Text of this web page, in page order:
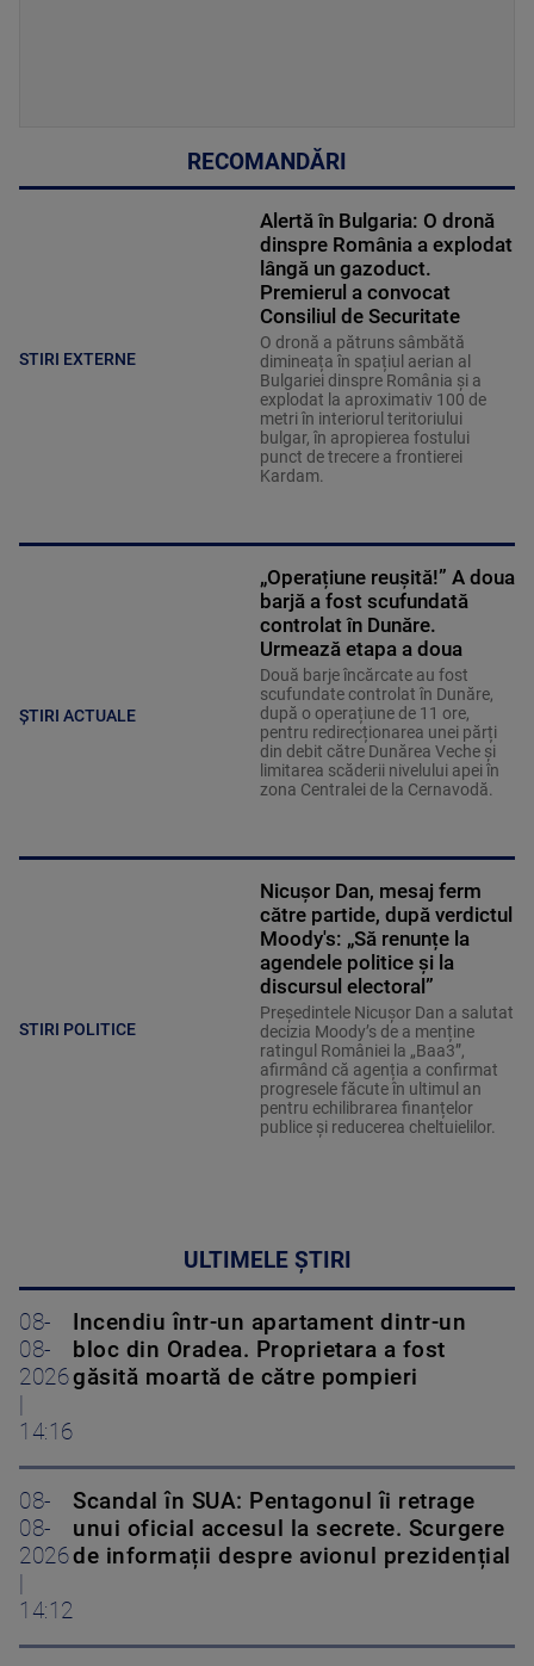
RECOMANDĂRI
STIRI EXTERNE
Alertă în Bulgaria: O dronă
dinspre România a explodat
lângă un gazoduct.
Premierul a convocat
Consiliul de Securitate
O dronă a pătruns sâmbătă
dimineața în spațiul aerian al
Bulgariei dinspre România și a
explodat la aproximativ 100 de
metri în interiorul teritoriului
bulgar, în apropierea fostului
punct de trecere a frontierei
Kardam.
ȘTIRI ACTUALE
„Operațiune reușită!” A doua
barjă a fost scufundată
controlat în Dunăre.
Urmează etapa a doua
Două barje încărcate au fost
scufundate controlat în Dunăre,
după o operațiune de 11 ore,
pentru redirecționarea unei părți
din debit către Dunărea Veche și
limitarea scăderii nivelului apei în
zona Centralei de la Cernavodă.
STIRI POLITICE
Nicușor Dan, mesaj ferm
către partide, după verdictul
Moody's: „Să renunțe la
agendele politice şi la
discursul electoral”
Președintele Nicușor Dan a salutat
decizia Moody’s de a menține
ratingul României la „Baa3”,
afirmând că agenția a confirmat
progresele făcute în ultimul an
pentru echilibrarea finanțelor
publice și reducerea cheltuielilor.
ULTIMELE ȘTIRI
08-
08-
2026
14:16
Incendiu într-un apartament dintr-un
bloc din Oradea. Proprietara a fost
găsită moartă de către pompieri
08-
08-
2026
14:12
Scandal în SUA: Pentagonul îi retrage
unui oficial accesul la secrete. Scurgere
de informații despre avionul prezidențial